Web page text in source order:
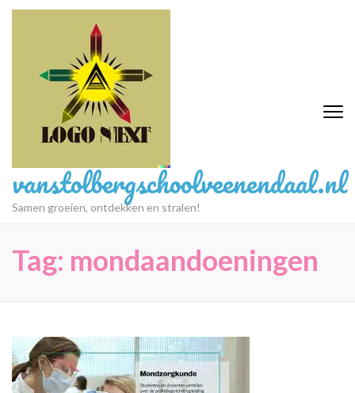
Ga
vanstolbergschoolveenendaal.nl
Samen groeien, ontdekken en stralen!
Tag: mondaandoeningen